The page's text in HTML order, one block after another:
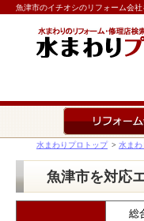
魚津市のイチオシのリフォーム会社
水まわりプロトップ > 水まわ
魚津市を対応
総